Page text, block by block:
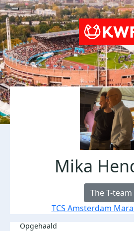
Mika
The T-team
TCS Amsterdam
Opgehaald